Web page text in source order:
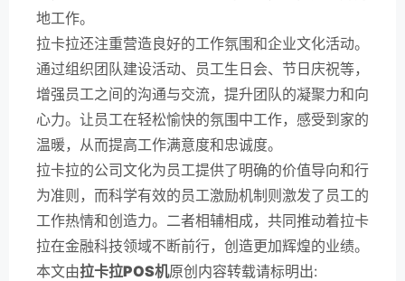
地工作。
拉卡拉还注重营造良好的工作氛围和企业文化活动。
通过组织团队建设活动、员工生日会、节日庆祝等，
增强员工之间的沟通与交流，提升团队的凝聚力和向
心力。让员工在轻松愉快的氛围中工作，感受到家的
温暖，从而提高工作满意度和忠诚度。
拉卡拉的公司文化为员工提供了明确的价值导向和行
为准则，而科学有效的员工激励机制则激发了员工的
工作热情和创造力。二者相辅相成，共同推动着拉卡
拉在金融科技领域不断前行，创造更加辉煌的业绩。
本文由拉卡拉POS机原创内容转载请标明出: